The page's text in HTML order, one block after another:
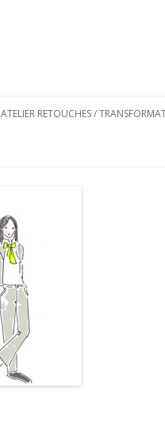
ATELIER RETOUCHES /